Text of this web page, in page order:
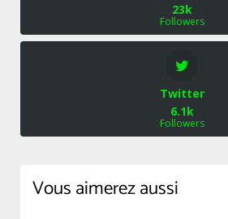
23k
Followers
Twitter
6.1k
Followers
Vous aimerez aussi